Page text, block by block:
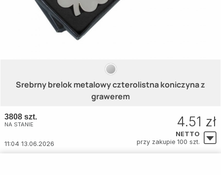
Srebrny brelok metalowy czterolistna koniczyna z
grawerem
3808 szt.
NA STANIE
11:04 13.06.2026
4.51 zł
NETTO
przy zakupie 100 szt.